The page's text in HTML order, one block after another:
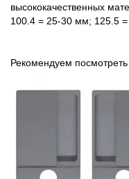
высококачественных
100.4 = 25-30 мм; 125.5
Рекомендуем посмотреть